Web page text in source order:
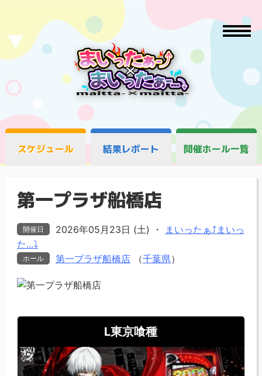
スケジュール 結果レポート 開催ホール一覧
第一プラザ船橋店
開催日 2026年05月23日 (土) ・
まいったぁ⤴まいっ
た...⤵
ホール 第一プラザ船橋店（千葉県）
L東京喰種